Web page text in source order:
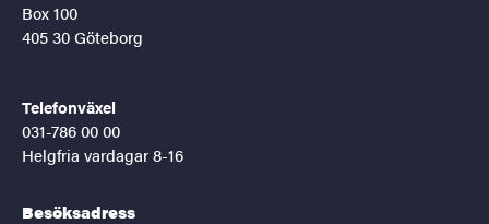
Box 100
405 30 Göteborg
Telefonväxel
031-786 00 00
Helgfria vardagar 8-16
Besöksadress